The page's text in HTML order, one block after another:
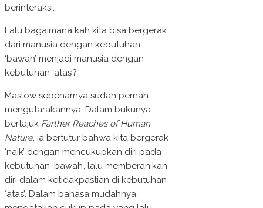
berinteraksi.
Lalu bagaimana kah kita bisa bergerak
dari manusia dengan kebutuhan
‘bawah’ menjadi manusia dengan
kebutuhan ‘atas’?
Maslow sebenarnya sudah pernah
mengutarakannya. Dalam bukunya
bertajuk Farther Reaches of Human
Nature, ia bertutur bahwa kita bergerak
‘naik’ dengan mencukupkan diri pada
kebutuhan ‘bawah’, lalu memberanikan
diri dalam ketidakpastian di kebutuhan
‘atas’. Dalam bahasa mudahnya,